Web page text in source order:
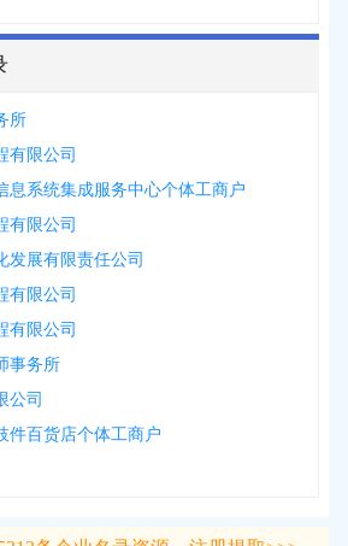
所
有限公司
息系统集成服务中心个体工商户
有限公司
发展有限责任公司
有限公司
有限公司
事务所
公司
件百货店个体工商户
条企业名录资源，注册提取>>>